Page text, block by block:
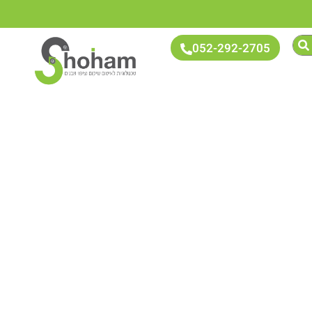
052-292-2705